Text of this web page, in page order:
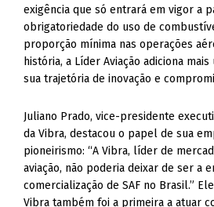
exigência que só entrará em vigor a
obrigatoriedade do uso de
proporção mínima nas operações
história, a Líder Aviação adiciona
sua trajetória de inovação e
Juliano Prado, vice-presidente
da Vibra, destacou o papel de sua
pioneirismo: “A Vibra, líder de
aviação, não poderia deixar de ser a
comercialização de SAF no Brasil.”
Vibra também foi a primeira a atuar